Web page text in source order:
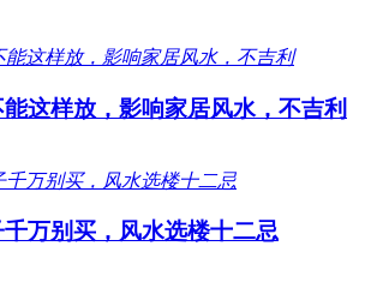
这样放，影响家居风水，不吉利
万别买，风水选楼十二忌